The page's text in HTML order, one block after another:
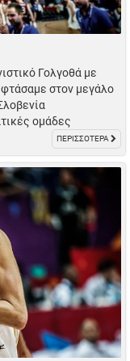
Γολγοθά με
στον μεγάλο
ομάδες
ΠΕΡΙΣΣΟΤΕΡΑ